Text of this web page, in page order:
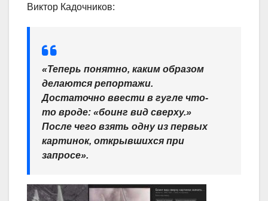
Виктор Кадочников:
«Теперь понятно, каким образом
делаются репортажи.
Достаточно ввести в гугле что-
то вроде: «боинг вид сверху.»
После чего взять одну из первых
картинок, открывшихся при
запросе».